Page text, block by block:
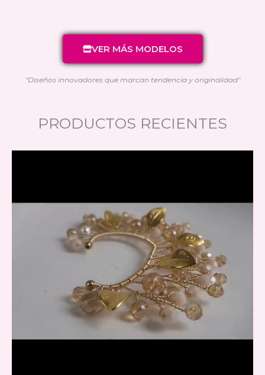
VER MÁS MODELOS
"Diseños innovadores que marcan tendencia y originalidad"
PRODUCTOS RECIENTES